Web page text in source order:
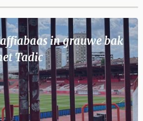
in grauwe bak
Tadic